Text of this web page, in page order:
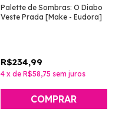
Palette de Sombras: O Diabo
Veste Prada [Make - Eudora]
R$234,99
4 x de R$58,75 sem juros